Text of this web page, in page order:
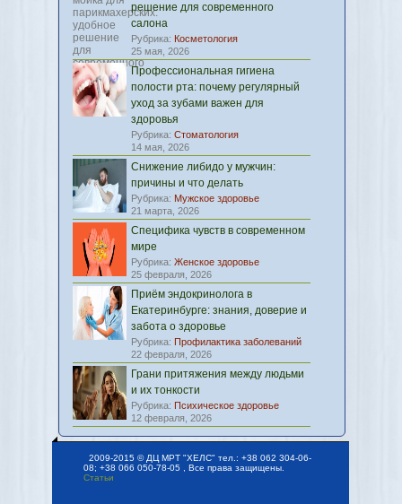
решение для современного
салона
Рубрика: Косметология
25 мая, 2026
Профессиональная гигиена
полости рта: почему регулярный
уход за зубами важен для
здоровья
Рубрика: Стоматология
14 мая, 2026
Снижение либидо у мужчин:
причины и что делать
Рубрика: Мужское здоровье
21 марта, 2026
Специфика чувств в современном
мире
Рубрика: Женское здоровье
25 февраля, 2026
Приём эндокринолога в
Екатеринбурге: знания, доверие и
забота о здоровье
Рубрика: Профилактика заболеваний
22 февраля, 2026
Грани притяжения между людьми
и их тонкости
Рубрика: Психическое здоровье
12 февраля, 2026
2009-2015 © ДЦ МРТ "ХЕЛС" тел.: +38 062 304-06-
08; +38 066 050-78-05 , Все права защищены.
Статьи